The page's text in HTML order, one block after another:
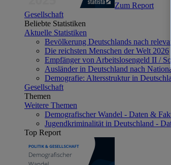
Zum Report
Gesellschaft
Beliebte Statistiken
Aktuelle Statistiken
Bevölkerung Deutschlands nach
Die reichsten Menschen der Welt 2026
Empfänger von Arbeitslosengeld II /
Ausländer in Deutschland nach
Demografie: Altersstruktur in
Gesellschaft
Themen
Weitere Themen
Demografischer Wandel - Daten &
Jugendkriminalität in Deutschland -
Top Report